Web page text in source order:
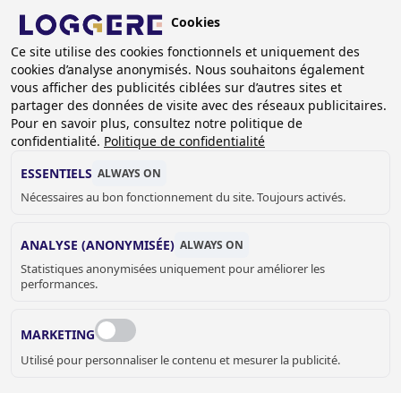
Aller
contenu
principal
Cookies
Ce site utilise des cookies fonctionnels et uniquement des
cookies d’analyse anonymisés. Nous souhaitons également
vous afficher des publicités ciblées sur d’autres sites et
partager des données de visite avec des réseaux publicitaires.
Pour en savoir plus, consultez notre politique de
confidentialité. Politique de confidentialité
ESSENTIELS ALWAYS ON
Nécessaires au bon fonctionnement du site. Toujours activés.
ANALYSE (ANONYMISÉE) ALWAYS ON
Statistiques anonymisées uniquement pour améliorer les
performances.
MARKETING
Utilisé pour personnaliser le contenu et mesurer la publicité.